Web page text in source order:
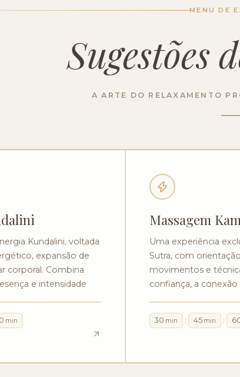
MENU DE
Sugestões
A ARTE DO RELAXAMENTO
Kundalini, voltada
expansão de
corporal. Combina
e intensidade
min
Massagem
Uma experiência
Sutra, com
movimentos e
confiança, a
levar novas
para a vida a dois.
30 min | 45 min |